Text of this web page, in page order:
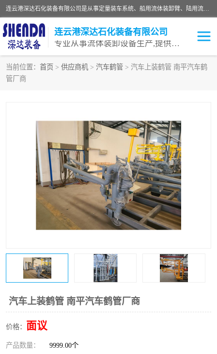
连云港深达石化装备有限公司是从事定量装车系统、船用流体装卸臂、陆用流体装卸臂（鹤管）、活动梯、钢构平台等全系列流体装卸设备的设计、制造、销售以及服务的专业供应商。公司始终以客户为中心，密切跟踪国内外油气储运及装卸设备先进技术的发展，以先进的技术、优质的产品、一流的服务，满足客户需求。
连云港深达石化装备有限公司
专业从事流体装卸设备生产,提供全面解决方案，生产与定制服务
当前位置： 首页 > 供应商机 > 汽车鹤管 > 汽车上装鹤管 南平汽车鹤
管厂商
汽车上装鹤管 南平汽车鹤管厂商
价格： 面议
产品数量： 9999.00个
鹤管
液氨装鹤管 潜油泵鹤管
流体装卸臂 输油臂
撬装鹤管 汽车鹤管
火车鹤管